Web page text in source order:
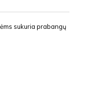
sukuria prabangų